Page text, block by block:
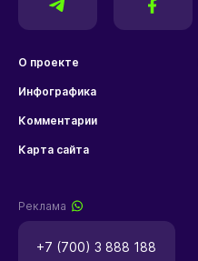
О проекте
Инфографика
Комментарии
Карта сайта
Реклама
+7 (700) 3 888 188